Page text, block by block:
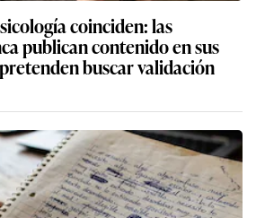
coinciden: las
publican contenido en sus
buscar validación